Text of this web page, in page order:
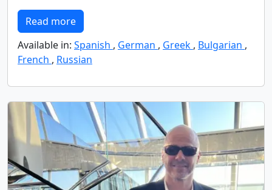
Read more
Available in: Spanish , German , Greek , Bulgarian ,
French , Russian